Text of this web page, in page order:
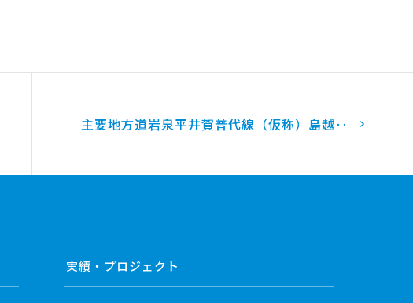
主要地方道岩泉平井賀普代線（仮称）島越‥
実績・プロジェクト